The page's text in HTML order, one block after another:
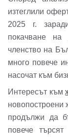
изтеглили
2025 г.
покачване на
членство на
много повече
насочат към
Интересът към
новопостроени
продължи да
повече